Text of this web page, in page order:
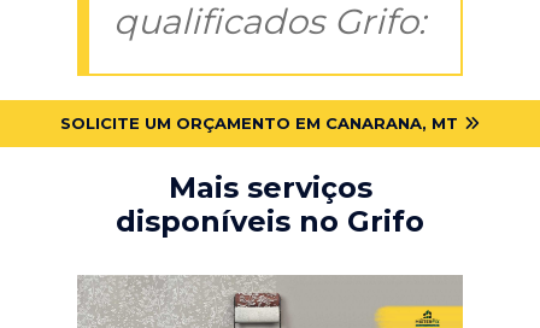
qualificados Grifo:
SOLICITE UM ORÇAMENTO EM CANARANA, MT
Mais serviços
disponíveis no Grifo